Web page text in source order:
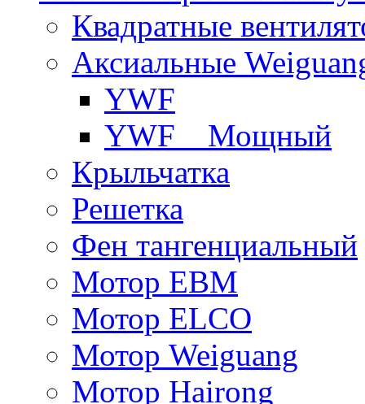
Квадратные
Аксиальные
YWF
YWF _ Мощный
Крыльчатка
Решетка
Фен тангенциальный
Мотор EBM
Мотор ELCO
Мотор Weiguang
Мотор Hairong